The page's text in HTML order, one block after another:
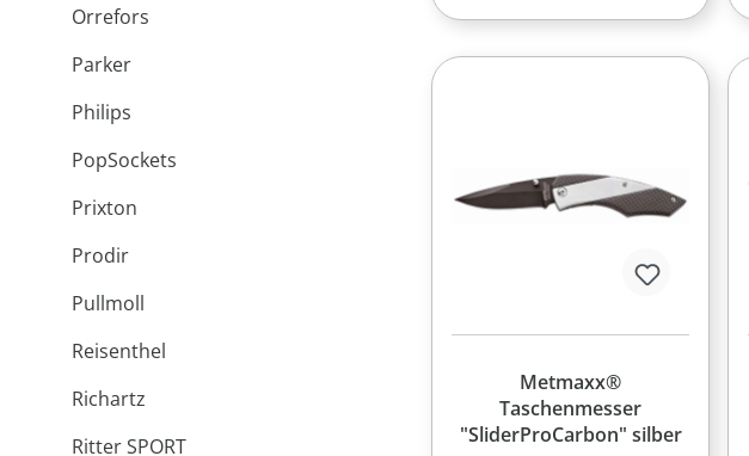
Metmaxx®
Taschenmesser
"SliderProCarbon" silber
Orrefors
Parker
Philips
PopSockets
Prixton
Prodir
Pullmoll
Reisenthel
Richartz
Ritter SPORT